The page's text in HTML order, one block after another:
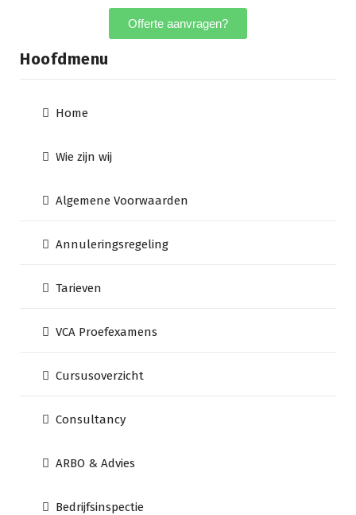
Offerte aanvragen?
Hoofdmenu
Home
Wie zijn wij
Algemene Voorwaarden
Annuleringsregeling
Tarieven
VCA Proefexamens
Cursusoverzicht
Consultancy
ARBO & Advies
Bedrijfsinspectie